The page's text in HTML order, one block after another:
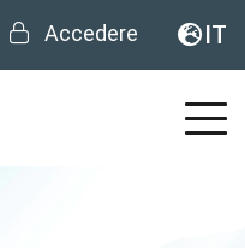
Accedere IT